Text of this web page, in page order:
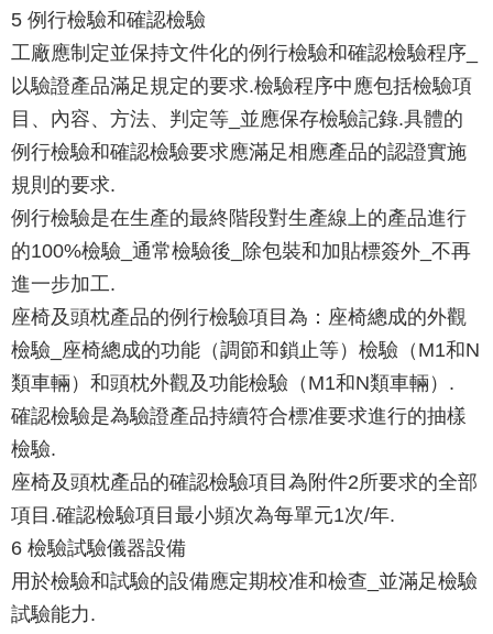
5 例行檢驗和確認檢驗
工廠應制定並保持文件化的例行檢驗和確認檢驗程序_
以驗證產品滿足規定的要求.檢驗程序中應包括檢驗項
目、內容、方法、判定等_並應保存檢驗記錄.具體的
例行檢驗和確認檢驗要求應滿足相應產品的認證實施
規則的要求.
例行檢驗是在生產的最終階段對生產線上的產品進行
的100%檢驗_通常檢驗後_除包裝和加貼標簽外_不再
進一步加工.
座椅及頭枕產品的例行檢驗項目為：座椅總成的外觀
檢驗_座椅總成的功能（調節和鎖止等）檢驗（M1和N
類車輛）和頭枕外觀及功能檢驗（M1和N類車輛）.
確認檢驗是為驗證產品持續符合標准要求進行的抽樣
檢驗.
座椅及頭枕產品的確認檢驗項目為附件2所要求的全部
項目.確認檢驗項目最小頻次為每單元1次/年.
6 檢驗試驗儀器設備
用於檢驗和試驗的設備應定期校准和檢查_並滿足檢驗
試驗能力.